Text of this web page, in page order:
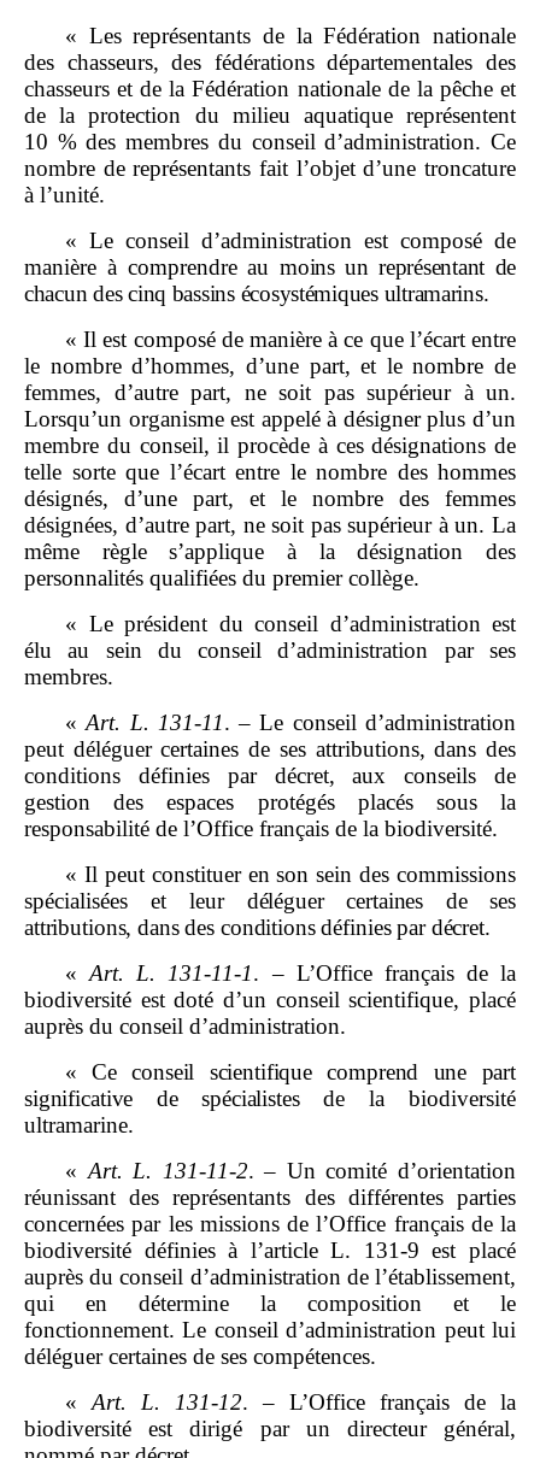
« Les représentants de la Fédération nationale
des chasseurs, des fédérations départementales des
chasseurs et de la Fédération nationale de la pêche et
de la protection du milieu aquatique représentent
10 % des membres du conseil d’administration. Ce
nombre de représentants fait l’objet d’une troncature
à l’unité.
« Le conseil d’administration est composé de
manière à comprendre aumoins un représentant de
chacun des cinq bassins écosystémiques ultramarins.
« Il est composé de manière à ce que l’écart entre
le nombre d’hommes, d’une part, et le nombre de
femmes, d’autre part, ne soit pas supérieur à un.
Lorsqu’un organisme est appelé à désigner plus d’un
membre du conseil, il procède à ces désignations de
telle sorte que l’écart entre le nombre des hommes
désignés, d’une part, et le nombre des femmes
désignées, d’autre part, ne soit pas supérieur à un. La
même règle s’applique à la désignation des
personnalités qualifiées du premier collège.
« Le président du conseil d’administration est
élu au sein du conseil d’administration par ses
membres.
«Art. L. 131‑11. – Le conseil d’administration
peut déléguer certaines de ses attributions, dans des
conditions définies par décret, aux conseils de
gestion des espaces protégés placés sous la
responsabilité de l’Office français de la biodiversité.
« Il peut constituer en son sein des commissions
spécialisées et leur déléguer certaines de ses
attributions, dans des conditions définies par décret.
«Art. L. 131‑11‑1. – L’Office français de la
biodiversité est doté d’un conseil scientifique, placé
auprès du conseil d’administration.
«
Ce conseil scientifique comprend une part
significative de spécialistesde la biodiversité
ultramarine.
« Art. L. 131‑11‑2. – Un comité d’orientation
réunissant des représentants des différentes parties
concernées par les missions de l’Office français de la
biodiversité définies à l’article L. 131‑9 est placé
auprès du conseil d’administration de l’établissement,
qui en détermine la composition et le
fonctionnement. Le conseil d’administration peut lui
déléguer certaines de ses compétences.
« Art. L. 131‑12. – L’Office français de la
biodiversité est dirigé par un directeur général,